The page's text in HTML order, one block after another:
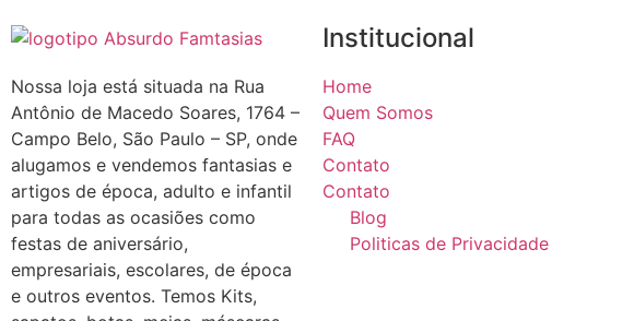
Nossa loja está situada na Rua
Antônio de Macedo Soares, 1764 –
Campo Belo, São Paulo – SP, onde
alugamos e vendemos fantasias e
artigos de época, adulto e infantil
para todas as ocasiões como
festas de aniversário,
empresariais, escolares, de época
e outros eventos. Temos Kits,
Institucional
Home
Quem Somos
FAQ
Contato
Contato
Blog
Politicas de Privacidade